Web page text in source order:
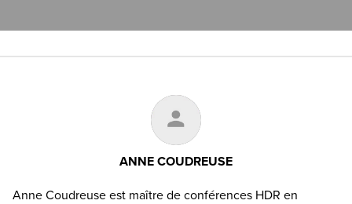
ANNE COUDREUSE
Anne Coudreuse est maître de conférences HDR en